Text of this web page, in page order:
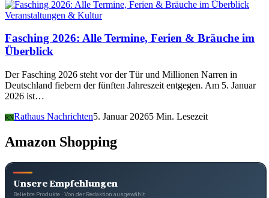
Veranstaltungen & Kultur
Fasching 2026: Alle Termine, Ferien & Bräuche im
Überblick
Der Fasching 2026 steht vor der Tür und Millionen Narren in
Deutschland fiebern der fünften Jahreszeit entgegen. Am 5. Januar
2026 ist…
RNRathaus Nachrichten5. Januar 20265 Min. Lesezeit
Amazon Shopping
Unsere Empfehlungen
Beliebte Produkte · Von der Redaktion ausgewählt